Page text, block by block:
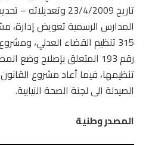
تاريخ 23/4/2009
المدارس الرسمية تعويض إدارة،
315 تنظيم القضاء العدلي،
رقم 193 المتعلق بإصلاح
تنظيمها، فيما أعاد مشروع
الصيدلة الى لجنة الصحة النيابية.
المصدر وطنية